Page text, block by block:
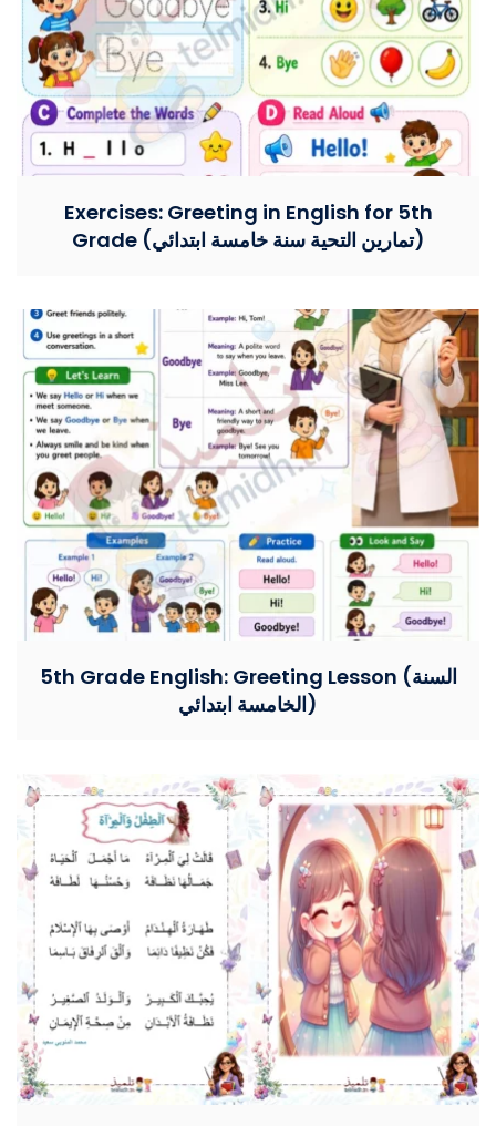
Exercises: Greeting in English for 5th
Grade (تمارين التحية سنة خامسة ابتدائي)
5th Grade English: Greeting Lesson (السنة
الخامسة ابتدائي)